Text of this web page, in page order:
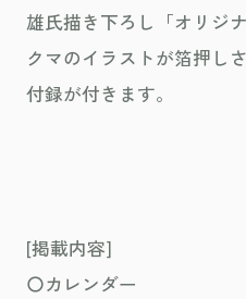
雄氏描き下ろし「オリジ
クマのイラストが箔押し
付録が付きます。
[掲載内容]
〇カレンダー